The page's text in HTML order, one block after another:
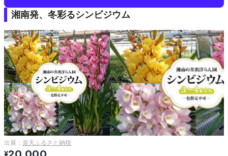
湘南発、冬彩るシンビジウム
出展： 楽天ふるさと納税
¥